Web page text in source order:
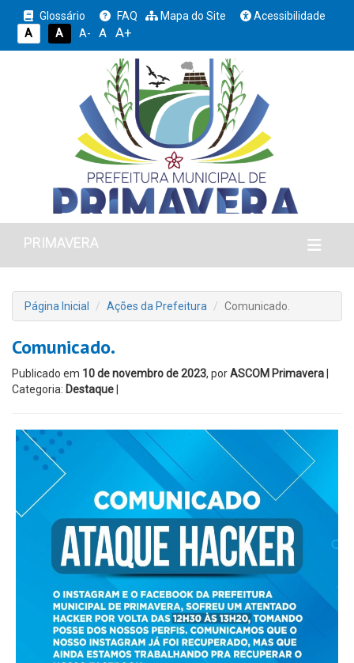
Glossário FAQ Mapa do Site
Acessibilidade
A
A A- A A+
PRIMAVERA
Página Inicial Ações da Prefeitura Comunicado.
Comunicado.
Publicado em 10 de novembro de 2023, porASCOM Primavera
Categoria: Destaque